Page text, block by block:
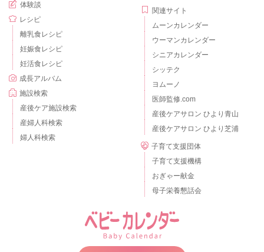
体験談
レシピ
離乳食レシピ
妊娠食レシピ
妊活食レシピ
成長アルバム
施設検索
産後ケア施設検索
産婦人科検索
婦人科検索
関連サイト
ムーンカレンダー
ウーマンカレンダー
シニアカレンダー
シッテク
ヨムーノ
医師監修.com
産後ケアサロン ひより青山
産後ケアサロン ひより芝浦
子育て支援団体
子育て支援機構
おぎゃー献金
母子栄養懇話会